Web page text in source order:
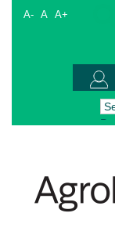
A- A A+